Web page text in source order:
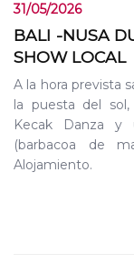
31/05/2026
BALI -NUSA
SHOW LOCAL
A la hora prevista
la puesta del
Kecak Danza y
(barbacoa de
Alojamiento.